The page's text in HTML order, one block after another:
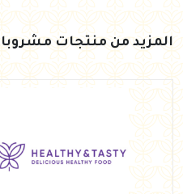
المزيد من منتجات